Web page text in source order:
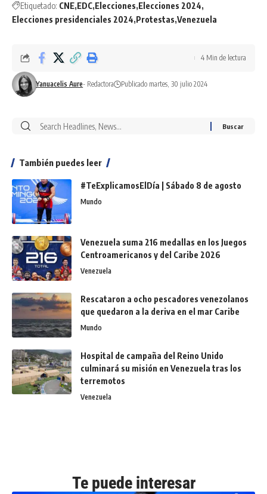
Etiquetado: CNE EDC Elecciones Elecciones 2024
Elecciones presidenciales 2024 Protestas Venezuela
Yanuacelis Aure- Redactora Publicado martes, 30 julio 2024
4 Min de lectura
También puedes leer
#TeExplicamosElDía | Sábado 8 de agosto
Mundo
Venezuela suma 216 medallas en los Juegos
Centroamericanos y del Caribe 2026
Venezuela
Rescataron a ocho pescadores venezolanos
que quedaron a la deriva en el mar Caribe
Mundo
Hospital de campaña del Reino Unido
culminará su misión en Venezuela tras los
terremotos
Venezuela
Te puede interesar